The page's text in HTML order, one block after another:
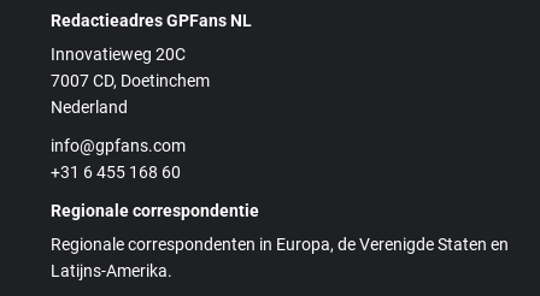
Redactieadres GPFans NL
Innovatieweg 20C
7007 CD, Doetinchem
Nederland
info@gpfans.com
+31 6 455 168 60
Regionale correspondentie
Regionale correspondenten in Europa, de Verenigde Staten en
Latijns-Amerika.